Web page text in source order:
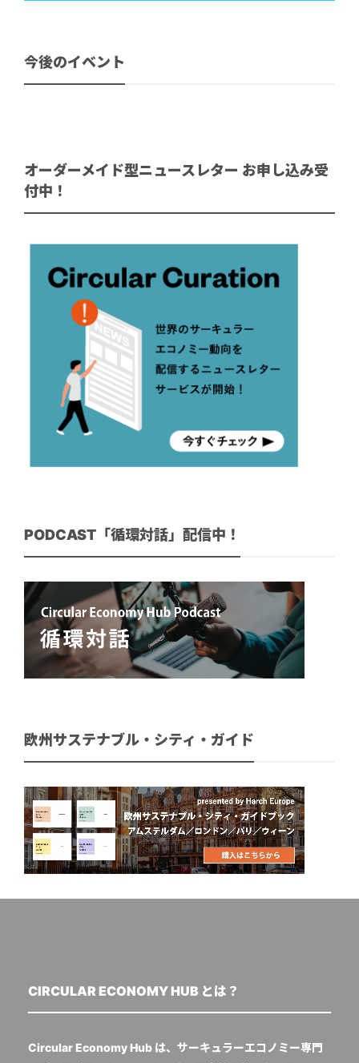
今後のイベント
オーダーメイド型ニュースレター お申し込み受
付中！
PODCAST「循環対話」配信中！
欧州サステナブル・シティ・ガイド
CIRCULAR ECONOMY HUB とは？
Circular Economy Hub は、サーキュラーエコノミー専門